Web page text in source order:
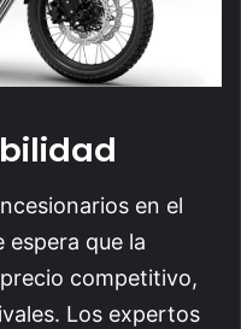
en el
que la
competitivo,
Los expertos